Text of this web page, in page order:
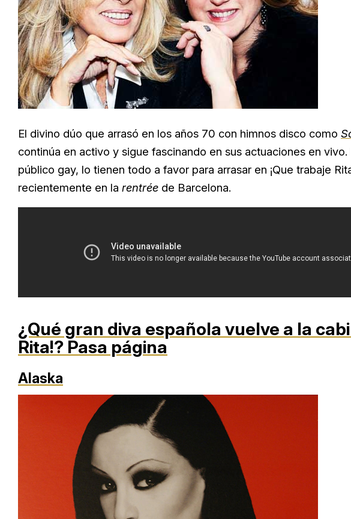
El divino dúo que arrasó en los años 70 con himnos disco como
continúa en activo y sigue fascinando en sus actuaciones en
público gay, lo tienen todo a favor para arrasar en ¡Que trabaje
recientemente en la rentrée de Barcelona.
¿Qué gran diva española vuelve a la
Rita!? Pasa página
Alaska